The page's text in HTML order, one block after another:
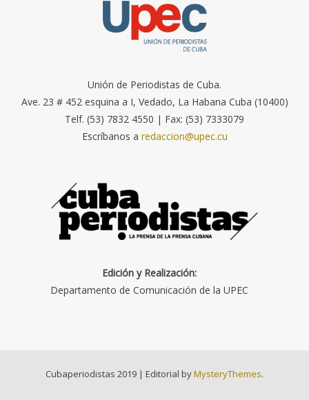
Unión de Periodistas de Cuba.
Ave. 23 # 452 esquina a I, Vedado, La Habana Cuba (10400)
Telf. (53) 7832 4550 | Fax: (53) 7333079
Escríbanos a redaccion@upec.cu
Edición y Realización:
Departamento de Comunicación de la UPEC
Cubaperiodistas 2019 | Editorial byMysteryThemes.